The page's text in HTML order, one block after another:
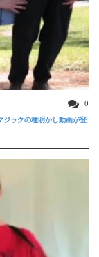
0
ジックの種明かし動画が登